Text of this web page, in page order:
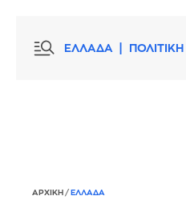
ΕΛΛΑΔΑ ΠΟΛΙΤΙΚΗ
ΑΡΧΙΚΗ / ΕΛΛΑΔΑ